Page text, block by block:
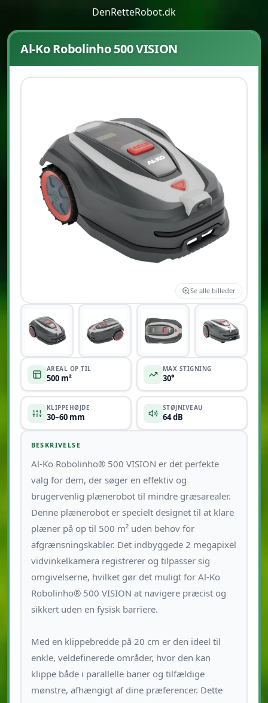
DenRetteRobot.dk
Al-Ko Robolinho 500 VISION
Se alle billeder
AREAL OP TIL
500 m²
MAX STIGNING
30°
KLIPPEHØJDE
30–60 mm
STØJNIVEAU
64 dB
BESKRIVELSE
Al-Ko Robolinho® 500 VISION er det perfekte
valg for dem, der søger en effektiv og
brugervenlig plænerobot til mindre græsarealer.
Denne plænerobot er specielt designet til at klare
plæner på op til 500 m² uden behov for
afgrænsningskabler. Det indbyggede 2 megapixel
vidvinkelkamera registrerer og tilpasser sig
omgivelserne, hvilket gør det muligt for Al-Ko
Robolinho® 500 VISION at navigere præcist og
sikkert uden en fysisk barriere.
Med en klippebredde på 20 cm er den ideel til
enkle, veldefinerede områder, hvor den kan
klippe både i parallelle baner og tilfældige
mønstre, afhængigt af dine præferencer. Dette